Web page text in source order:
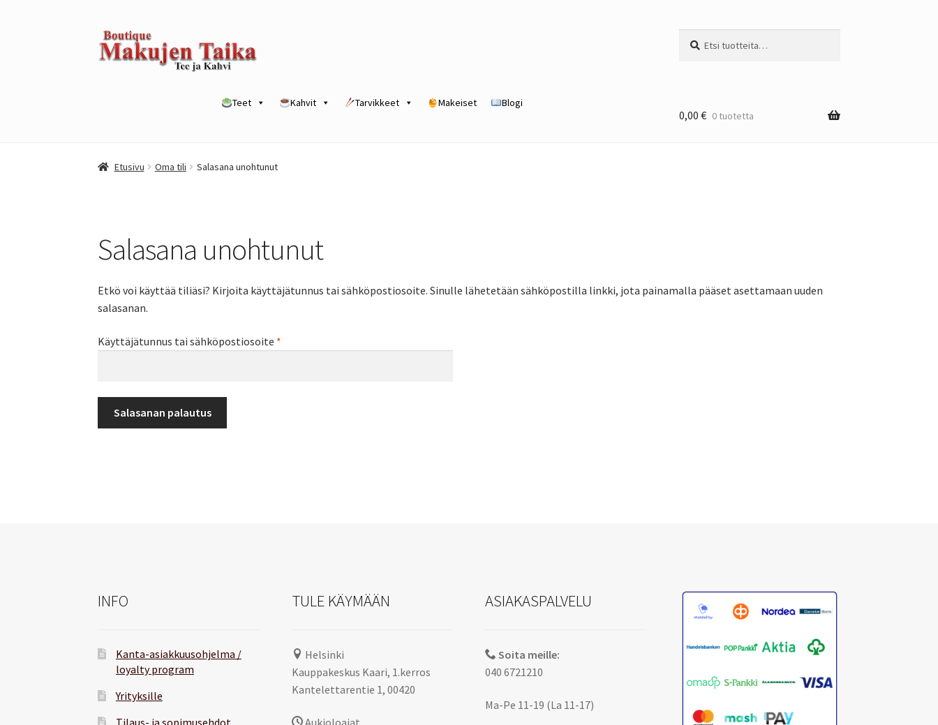
Siirry
navigointiin
Siirry
sisältöön
Teet Kahvit Tarvikkeet Makeiset Blogi
Yrityksille
0,00 € 0 tuotetta
Etusivu Oma tili Salasana unohtunut
Salasana unohtunut
Etkö voi käyttää tiliäsi? Kirjoita käyttäjätunnus tai sähköpostiosoite. Sinulle lähetetään sähköpostilla linkki, jota painamalla pääset asettamaan uuden
salasanan.
Käyttäjätunnus tai sähköpostiosoite *
Salasanan palautus
INFO
Kanta-asiakkuusohjelma /
loyalty program
Yrityksille
Tilaus- ja sopimusehdot
TULE KÄYMÄÄN
Helsinki
Kauppakeskus Kaari, 1.kerros
Kantelettarentie 1, 00420
ASIAKASPALVELU
Soita meille:
040 6721210
Ma-Pe 11-19 (La 11-17)